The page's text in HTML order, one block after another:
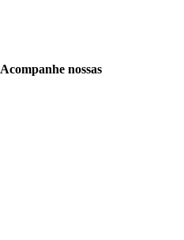
Acompanhe nossas